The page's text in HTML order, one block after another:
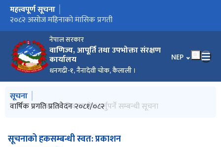
नेपाल सरकार
वाणिज्य, आपूर्ति तथा उपभोक्ता संरक्षण
कार्यालय
धनगढी-१, नैनादेवी चोक, कैलाली ।
भाषा चयन गर्नुहोस्
NEP
मुख्य नेभिगेसनमा जानुहोस्
महत्त्वपूर्ण सूचना
२०८२ माघ महिनाको मासिक प्रगती विवरण
उपभोक्ता सचेतना सामाग्री
२०८२ असोज महिनाको मासिक प्रगती
सूचनाको हकसम्बन्धी स्वत: प्रकाशन २०८२।८३ को साउन देखि असोज
मसान्तसम्मको
वार्षिक कारोबारको विवरण पेश गर्नुपर्ने सम्बन्धी सूचना
वार्षिक प्रगति प्रतिवेदन २०८१/०८२
मुख्य नेभिगेसनमा जानुहोस्
सूचना
उपभोक्ता सचेतना सामाग्री
वार्षिक कारोबारको विवरण पेश गर्नुपर्ने सम्बन्धी सूचना
वार्षिक प्रगति प्रतिवेदन २०८१/०८२
सूचनाको हकसम्बन्धी स्वत: प्रकाशन